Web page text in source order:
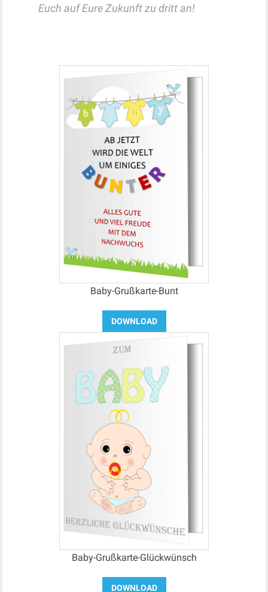
Euch auf Eure Zukunft zu dritt an!
Baby-Grußkarte-Bunt
Baby-Grußkarte-Glückwünsch